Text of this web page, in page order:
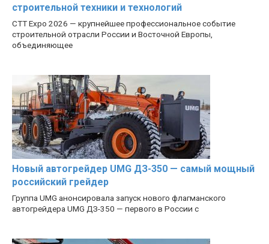
строительной техники и технологий
CTT Expo 2026 — крупнейшее профессиональное событие
строительной отрасли России и Восточной Европы,
объединяющее
Новый автогрейдер UMG ДЗ-350 — самый мощный
российский грейдер
Группа UMG анонсировала запуск нового флагманского
автогрейдера UMG ДЗ-350 — первого в России с